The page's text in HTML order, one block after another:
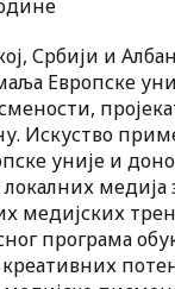
Србији и
Европске
Искуство
уније и
медија
медијских
програма